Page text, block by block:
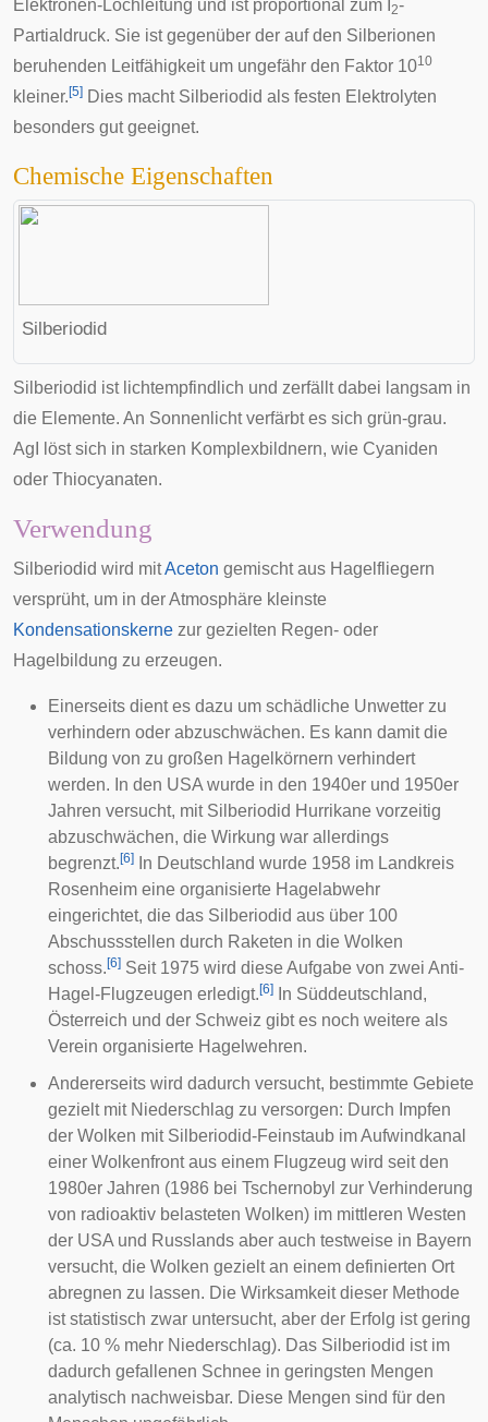
Elektronen-Lochleitung und ist proportional zum I 2-
Partialdruck. Sie ist gegenüber der auf den Silberionen
beruhenden Leitfähigkeit um ungefähr den Faktor 1010
kleiner. [5] Dies macht Silberiodid als festen Elektrolyten
besonders gut geeignet.
Chemische Eigenschaften
Silberiodid
Silberiodid ist lichtempfindlich und zerfällt dabei langsam in
die Elemente. An Sonnenlicht verfärbt es sich grün-grau.
AgI löst sich in starken Komplexbildnern, wie Cyaniden
oder Thiocyanaten.
Verwendung
Silberiodid wird mitAceton gemischt aus Hagelfliegern
versprüht, um in der Atmosphäre kleinste
Kondensationskerne zur gezielten Regen- oder
Hagelbildung zu erzeugen.
Einerseits dient es dazu um schädliche Unwetter zu
verhindern oder abzuschwächen. Es kann damit die
Bildung von zu großen Hagelkörnern verhindert
werden. In den USA wurde in den 1940er und 1950er
Jahren versucht, mit Silberiodid Hurrikane vorzeitig
abzuschwächen, die Wirkung war allerdings
begrenzt. [6]
In Deutschland wurde 1958 im Landkreis
Rosenheim eine organisierte Hagelabwehr
eingerichtet, die das Silberiodid aus über 100
Abschussstellen durch Raketen in die Wolken
schoss. [6] Seit 1975 wird diese Aufgabe von zwei Anti-
Hagel-Flugzeugen erledigt. [6]
In Süddeutschland,
Österreich und der Schweiz gibt es noch weitere als
Verein organisierte Hagelwehren.
Andererseits wird dadurch versucht, bestimmte Gebiete
gezielt mit Niederschlag zu versorgen: Durch Impfen
der Wolken mit Silberiodid-Feinstaub im Aufwindkanal
einer Wolkenfront aus einem Flugzeug wird seit den
1980er Jahren (1986 bei Tschernobyl zur Verhinderung
von radioaktiv belasteten Wolken) im mittleren Westen
der USA und Russlands aber auch testweise in Bayern
versucht, die Wolken gezielt an einem definierten Ort
abregnen zu lassen. Die Wirksamkeit dieser Methode
ist statistisch zwar untersucht, aber der Erfolg ist gering
(ca. 10 % mehr Niederschlag). Das Silberiodid ist im
dadurch gefallenen Schnee in geringsten Mengen
analytisch nachweisbar. Diese Mengen sind für den